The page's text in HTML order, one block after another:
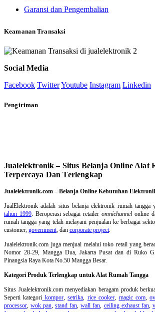
Garansi dan Pengembalian
Keamanan Transaksi
Social Media
Facebook TwitterYoutube Instagram Linkedin
Pengiriman
Jualelektronik – Situs Belanja Online Alat
Terpercaya Dan Terlengkap
Jualelektronik.com – Belanja Online Kebutuhan
JualElektronik adalah situs belanja elektronik rumah tangga
tahun 1999. Beroperasi sebagai retaileromnichannel online
rumah tangga yang telah melayani penjualan ke berbagai
customer, government , dan corporate project
Jualelektronik.com juga menjual melalui toko retail yang
Nomor 28-29, Mangga Dua, Jakarta Pusat dan di Ruko
Pinangsia Raya Kota No.50 Mangga Besar.
Kategori Produk Terlengkap untuk Alat Rumah Tangga
Situs Jualelektronik.com menyediakan beragam produk
Seperti kategori kompor,setrika rice cooker magic com,
processor ,wok pan ,stand fan ,wall fan ceiling exhaust fan,